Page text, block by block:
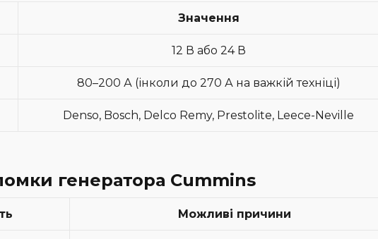
Значення
12 В або 24 В
80–200 А (інколи до 270 А на важкій техніці)
Denso, Bosch, Delco Remy, Prestolite, Leece-Neville
генератора Cummins
Можливі причини